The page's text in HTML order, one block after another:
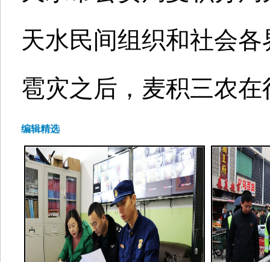
天水民间组织和社会
雹灾之后，麦积三农在
编辑精选